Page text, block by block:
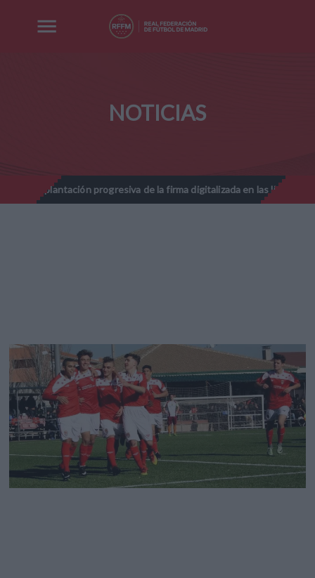
NOTICIAS
progresiva de la firma digitalizada en las licencias federativas -